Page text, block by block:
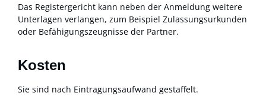
Das Registergericht kann neben der Anmeldung weitere
Unterlagen verlangen, zum Beispiel Zulassungsurkunden
oder Befähigungszeugnisse der Partner.
Kosten
Sie sind nach Eintragungsaufwand gestaffelt.